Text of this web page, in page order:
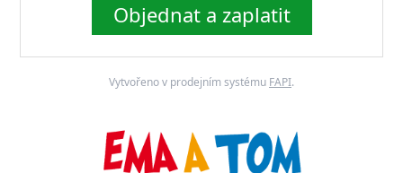
Objednat a zaplatit
Vytvořeno v prodejním systému FAPI.